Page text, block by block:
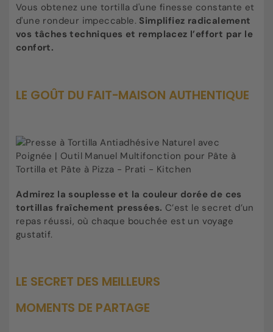
Vous obtenez une tortilla d'une finesse constante et
d'une rondeur impeccable. Simplifiez radicalement
vos tâches techniques et remplacez l’effort par le
confort.
LE GOÛT DU FAIT-MAISON AUTHENTIQUE
Admirez la souplesse et la couleur dorée de ces
tortillas fraîchement pressées. C’est le secret d’un
repas réussi, où chaque bouchée est un voyage
gustatif.
LE SECRET DES MEILLEURS
MOMENTS DE PARTAGE